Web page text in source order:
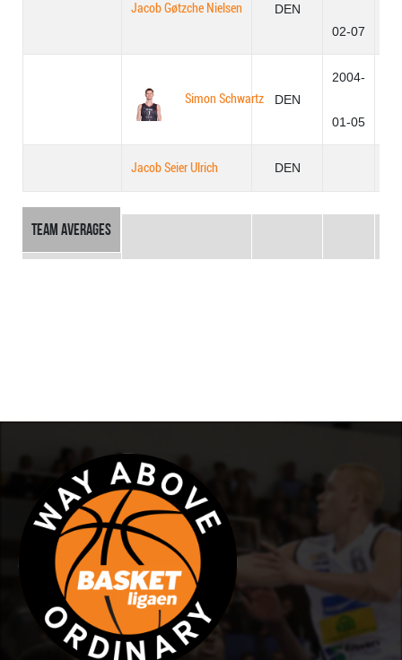
Jacob Gøtzche Nielsen DEN
02-07
Simon Schwartz DEN
2004-
01-05
Jacob Seier Ulrich DEN
Team Averages